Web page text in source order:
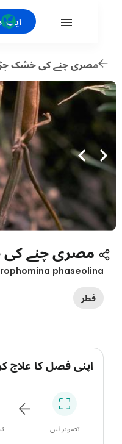
ایپ حاصل
مصری چنے کی خشک جڑ کا
مصری چنے کی
Macrophomina
اپنی فصل کا علاج کریں
تصویر لیں تشخیص